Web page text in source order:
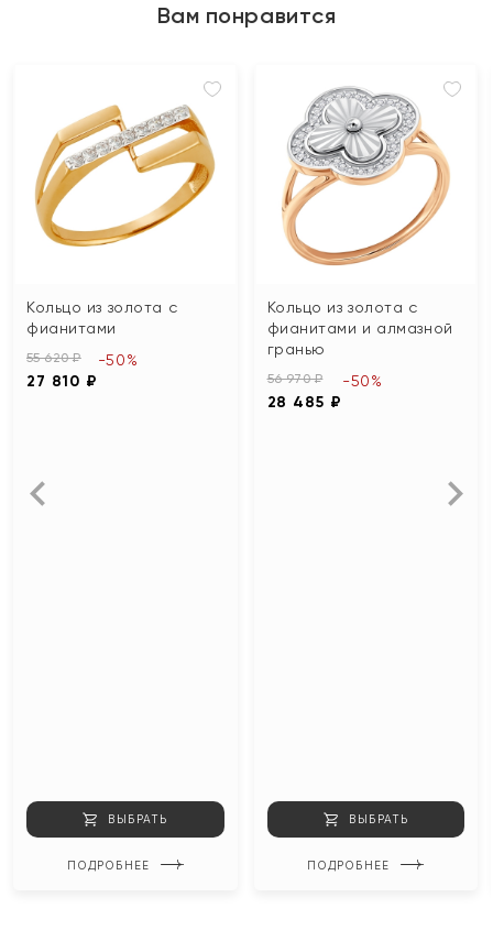
Вам понравится
Кольцо из золота с
фианитами
55 620 ₽
27 810 ₽
-50%
ВЫБРАТЬ
ПОДРОБНЕЕ
Кольцо из золота с
фианитами и алмазной
гранью
56 970 ₽
28 485 ₽
-50%
ВЫБРАТЬ
ПОДРОБНЕЕ